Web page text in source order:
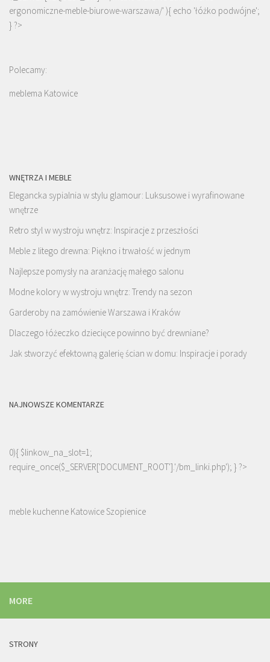
ergonomiczne-meble-biurowe-warszawa/' ){ echo 'łóżko podwójne';
} ?>
Polecamy:
meblema Katowice
WNĘTRZA I MEBLE
Elegancka sypialnia w stylu glamour: Luksusowe i wyrafinowane
wnętrze
Retro styl w wystroju wnętrz: Inspiracje z przeszłości
Meble z litego drewna: Piękno i trwałość w jednym
Najlepsze pomysły na aranżację małego salonu
Modne kolory w wystroju wnętrz: Trendy na sezon
Garderoby na zamówienie Warszawa i Kraków
Dlaczego łóżeczko dziecięce powinno być drewniane?
Jak stworzyć efektowną galerię ścian w domu: Inspiracje i porady
NAJNOWSZE KOMENTARZE
0){ $linkow_na_slot=1;
require_once($_SERVER['DOCUMENT_ROOT'].'/bm_linki.php'); } ?>
meble kuchenne Katowice Szopienice
MORE
STRONY